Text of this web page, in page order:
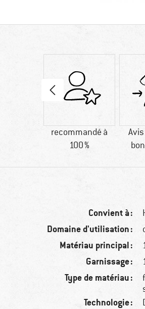
recommandé à
100 %
Convient à :
Domaine d'utilisation :
Matériau principal :
Garnissage :
Type de matériau :
Technologie :